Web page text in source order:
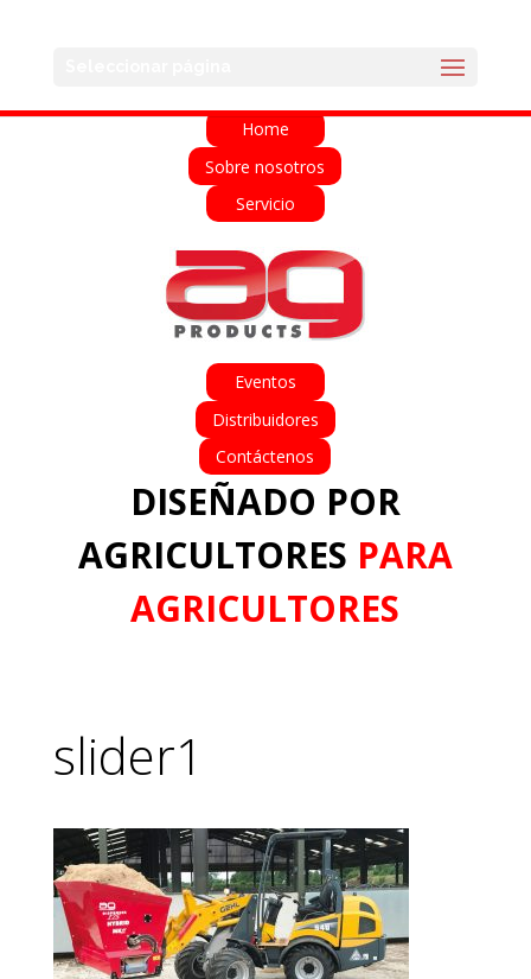
Home
Sobre nosotros
Servicio
Eventos
Distribuidores
Contáctenos
DISEÑADO POR
AGRICULTORES PARA
AGRICULTORES
slider1